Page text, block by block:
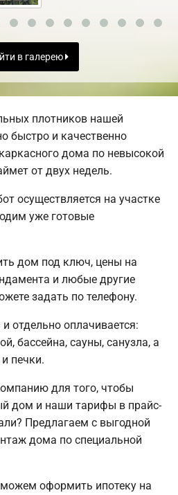
в галерею
плотников нашей
быстро и качественно
дома по невысокой
от двух недель.
осуществляется на участке
уже готовые
дом под ключ, цены на
и любые другие
задать по телефону.
отдельно оплачивается:
бассейна, сауны, санузла, а
печки.
для того, чтобы
дом и наши тарифы в прайс-
Предлагаем с выгодной
дома по специальной
оформить ипотеку на